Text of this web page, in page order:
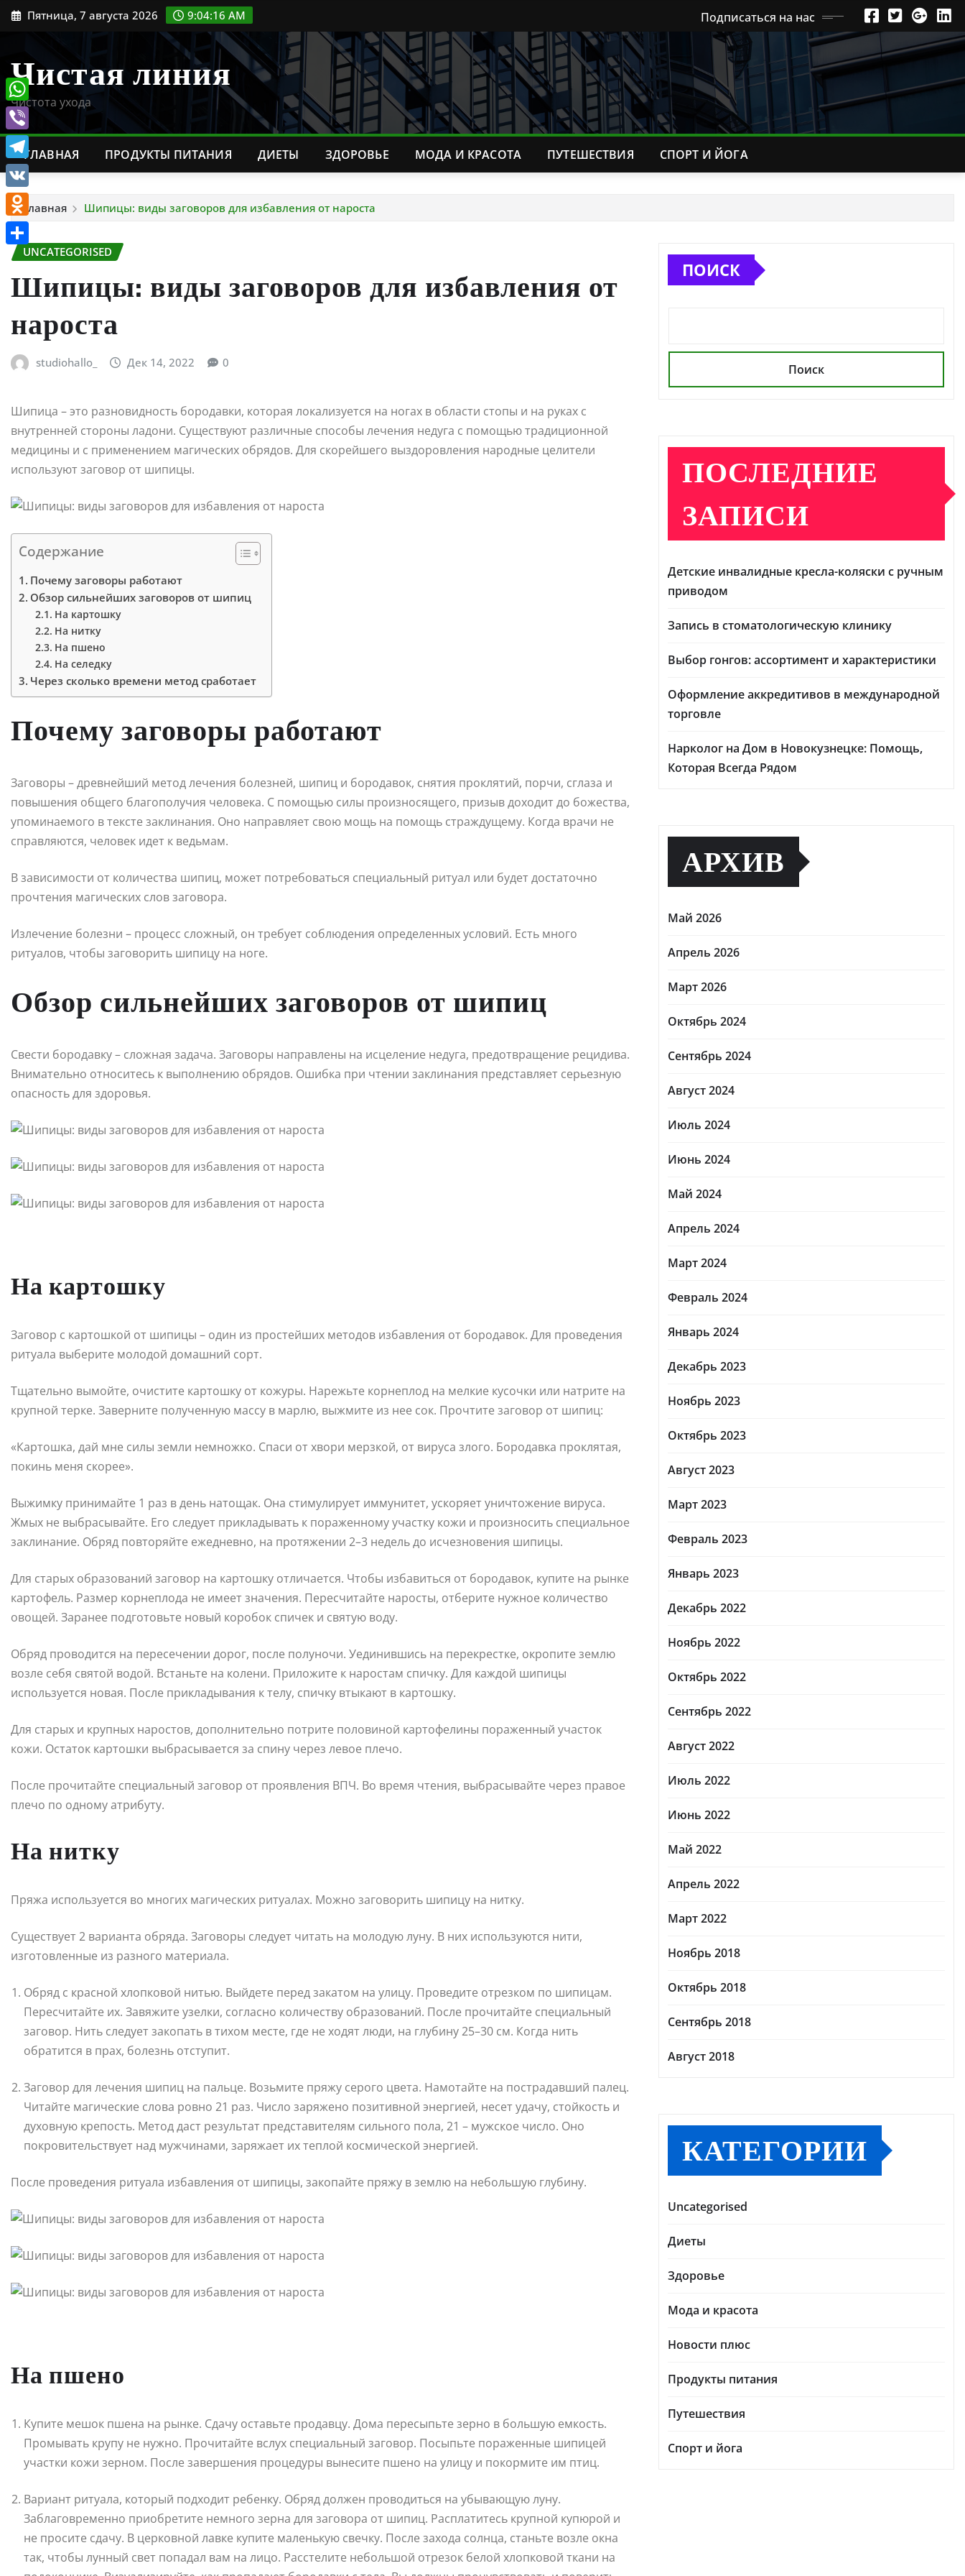
ПерейтиПятница, 7 августа 2026 9:04:17 AM Подписаться на нас
Чистая линия
Чистота ухода
ГЛАВНАЯ ПРОДУКТЫ ПИТАНИЯ ДИЕТЫ ЗДОРОВЬЕ МОДА И КРАСОТА ПУТЕШЕСТВИЯ СПОРТ И ЙОГА
Главная Шипицы: виды заговоров для избавления от нароста
UNCATEGORISED
Шипицы: виды заговоров для избавления от
нароста
studiohallo_ Дек 14, 2022 0
Шипица – это разновидность бородавки, которая локализуется на ногах в области стопы и на руках с
внутренней стороны ладони. Существуют различные способы лечения недуга с помощью традиционной
медицины и с применением магических обрядов. Для скорейшего выздоровления народные целители
используют заговор от шипицы.
Содержание
Почему заговоры работают
Обзор сильнейших заговоров от шипиц
На картошку
На нитку
На пшено
На селедку
Через сколько времени метод сработает
Почему заговоры работают
Заговоры – древнейший метод лечения болезней, шипиц и бородавок, снятия проклятий, порчи, сглаза и
повышения общего благополучия человека. С помощью силы произносящего, призыв доходит до божества,
упоминаемого в тексте заклинания. Оно направляет свою мощь на помощь страждущему. Когда врачи не
справляются, человек идет к ведьмам.
В зависимости от количества шипиц, может потребоваться специальный ритуал или будет достаточно
прочтения магических слов заговора.
Излечение болезни – процесс сложный, он требует соблюдения определенных условий. Есть много
ритуалов, чтобы заговорить шипицу на ноге.
Обзор сильнейших заговоров от шипиц
Свести бородавку – сложная задача. Заговоры направлены на исцеление недуга, предотвращение рецидива.
Внимательно относитесь к выполнению обрядов. Ошибка при чтении заклинания представляет серьезную
опасность для здоровья.
На картошку
Заговор с картошкой от шипицы – один из простейших методов избавления от бородавок. Для проведения
ритуала выберите молодой домашний сорт.
Тщательно вымойте, очистите картошку от кожуры. Нарежьте корнеплод на мелкие кусочки или натрите на
крупной терке. Заверните полученную массу в марлю, выжмите из нее сок. Прочтите заговор от шипиц:
«Картошка, дай мне силы земли немножко. Спаси от хвори мерзкой, от вируса злого. Бородавка проклятая,
покинь меня скорее».
Выжимку принимайте 1 раз в день натощак. Она стимулирует иммунитет, ускоряет уничтожение вируса.
Жмых не выбрасывайте. Его следует прикладывать к пораженному участку кожи и произносить специальное
заклинание. Обряд повторяйте ежедневно, на протяжении 2–3 недель до исчезновения шипицы.
Для старых образований заговор на картошку отличается. Чтобы избавиться от бородавок, купите на рынке
картофель. Размер корнеплода не имеет значения. Пересчитайте наросты, отберите нужное количество
овощей. Заранее подготовьте новый коробок спичек и святую воду.
Обряд проводится на пересечении дорог, после полуночи. Уединившись на перекрестке, окропите землю
возле себя святой водой. Встаньте на колени. Приложите к наростам спичку. Для каждой шипицы
используется новая. После прикладывания к телу, спичку втыкают в картошку.
Для старых и крупных наростов, дополнительно потрите половиной картофелины пораженный участок
кожи. Остаток картошки выбрасывается за спину через левое плечо.
После прочитайте специальный заговор от проявления ВПЧ. Во время чтения, выбрасывайте через правое
плечо по одному атрибуту.
На нитку
Пряжа используется во многих магических ритуалах. Можно заговорить шипицу на нитку.
Существует 2 варианта обряда. Заговоры следует читать на молодую луну. В них используются нити,
изготовленные из разного материала.
Обряд с красной хлопковой нитью. Выйдете перед закатом на улицу. Проведите отрезком по шипицам.
Пересчитайте их. Завяжите узелки, согласно количеству образований. После прочитайте специальный
заговор. Нить следует закопать в тихом месте, где не ходят люди, на глубину 25–30 см. Когда нить
обратится в прах, болезнь отступит.
Заговор для лечения шипиц на пальце. Возьмите пряжу серого цвета. Намотайте на пострадавший палец.
Читайте магические слова ровно 21 раз. Число заряжено позитивной энергией, несет удачу, стойкость и
духовную крепость. Метод даст результат представителям сильного пола, 21 – мужское число. Оно
покровительствует над мужчинами, заряжает их теплой космической энергией.
После проведения ритуала избавления от шипицы, закопайте пряжу в землю на небольшую глубину.
На пшено
Купите мешок пшена на рынке. Сдачу оставьте продавцу. Дома пересыпьте зерно в большую емкость.
Промывать крупу не нужно. Прочитайте вслух специальный заговор. Посыпьте пораженные шипицей
участки кожи зерном. После завершения процедуры вынесите пшено на улицу и покормите им птиц.
Вариант ритуала, который подходит ребенку. Обряд должен проводиться на убывающую луну.
Заблаговременно приобретите немного зерна для заговора от шипиц. Расплатитесь крупной купюрой и
не просите сдачу. В церковной лавке купите маленькую свечку. После захода солнца, станьте возле окна
так, чтобы лунный свет попадал вам на лицо. Расстелите небольшой отрезок белой хлопковой ткани на
ПОИСК
Поиск
ПОСЛЕДНИЕ
ЗАПИСИ
Детские инвалидные кресла-коляски с ручным
приводом
Запись в стоматологическую клинику
Выбор гонгов: ассортимент и характеристики
Оформление аккредитивов в международной
торговле
Нарколог на Дом в Новокузнецке: Помощь,
Которая Всегда Рядом
АРХИВ
Май 2026
Апрель 2026
Март 2026
Октябрь 2024
Сентябрь 2024
Август 2024
Июль 2024
Июнь 2024
Май 2024
Апрель 2024
Март 2024
Февраль 2024
Январь 2024
Декабрь 2023
Ноябрь 2023
Октябрь 2023
Август 2023
Март 2023
Февраль 2023
Январь 2023
Декабрь 2022
Ноябрь 2022
Октябрь 2022
Сентябрь 2022
Август 2022
Июль 2022
Июнь 2022
Май 2022
Апрель 2022
Март 2022
Ноябрь 2018
Октябрь 2018
Сентябрь 2018
Август 2018
КАТЕГОРИИ
Uncategorised
Диеты
Здоровье
Мода и красота
Новости плюс
Продукты питания
Путешествия
Спорт и йога
WhatsApp
Viber
Telegram
VK
Odnoklassniki
Отправить